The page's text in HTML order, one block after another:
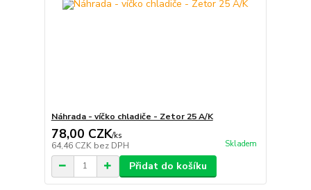
Náhrada - víčko chladiče - Zetor 25 A/K
78,00 CZK/ks
64,46 CZK bez DPH Skladem
Přidat do košíku